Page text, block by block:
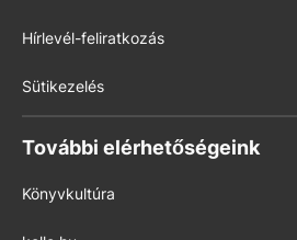
Hírlevél-feliratkozás
Sütikezelés
További elérhetőségeink
Könyvkultúra